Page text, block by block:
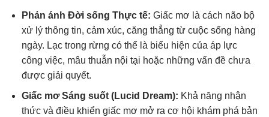
Phản ánh Đời sống Thực tế: Giấc mơ là cách não bộ
xử lý thông tin, cảm xúc, căng thẳng từ cuộc sống hàng
ngày. Lạc trong rừng có thể là biểu hiện của áp lực
công việc, mâu thuẫn nội tại hoặc những vấn đề chưa
được giải quyết.
Giấc mơ Sáng suốt (Lucid Dream): Khả năng nhận
thức và điều khiển giấc mơ mở ra cơ hội khám phá bản